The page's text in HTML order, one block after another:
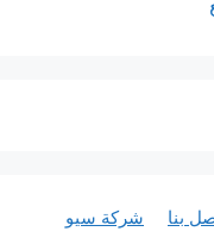
بنا
شركة سيو